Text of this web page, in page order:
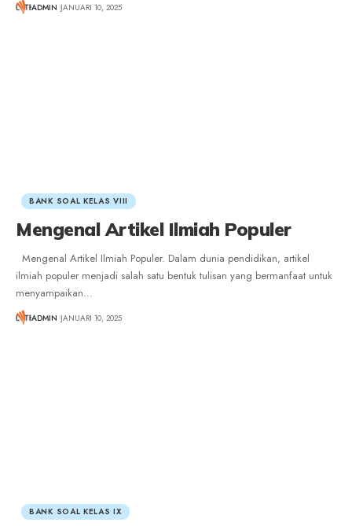
ADMIN JANUARI 10, 2025
BANK SOAL KELAS VIII
Mengenal Artikel Ilmiah Populer
Mengenal Artikel Ilmiah Populer. Dalam dunia pendidikan, artikel
ilmiah populer menjadi salah satu bentuk tulisan yang bermanfaat untuk
menyampaikan…
ADMIN JANUARI 10, 2025
BANK SOAL KELAS IX